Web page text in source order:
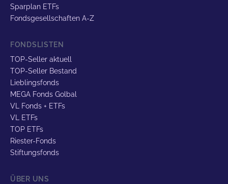
Sparplan ETFs
Fondsgesellschaften A-Z
FONDSLISTEN
TOP-Seller aktuell
TOP-Seller Bestand
Lieblingsfonds
MEGA Fonds Golbal
VL Fonds + ETFs
VL ETFs
TOP ETFs
Riester-Fonds
Stiftungsfonds
ÜBER UNS